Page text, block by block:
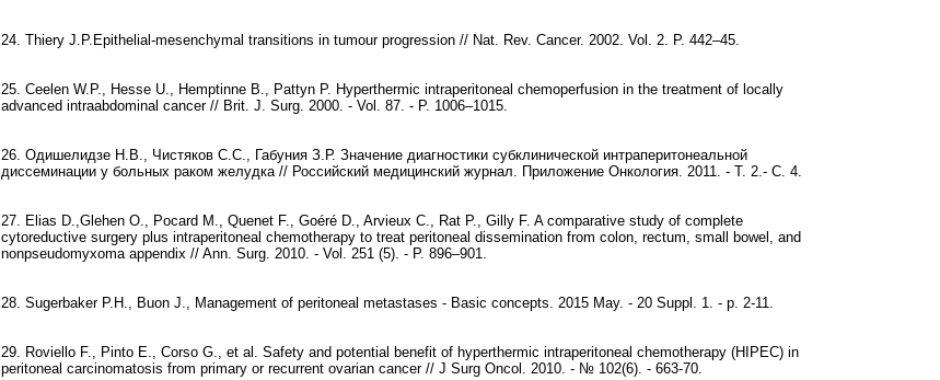
24. Thiery J.P.Epithelial-mesenchymal transitions in tumour progression // Nat. Rev. Cancer. 2002. Vol. 2. P. 442–45.
25. Ceelen W.P., Hesse U., Hemptinne В., Pattyn P. Hyperthermic intraperitoneal chemoperfusion in the treatment of locally
advanced intraabdominal cancer // Brit. J. Surg. 2000. - Vol. 87. - P. 1006–1015.
26. Одишелидзе Н.В., Чистяков С.С., Габуния З.Р. Значение диагностики субклинической интраперитонеальной
диссеминации у больных раком желудка // Российский медицинский журнал. Приложение Онкология. 2011. - Т. 2.- С. 4.
27. Elias D.,Glehen O., Pocard M., Quenet F., Goéré D., Arvieux C., Rat P., Gilly F. A comparative study of complete
cytoreductive surgery plus intraperitoneal chemotherapy to treat peritoneal dissemination from colon, rectum, small bowel, and
nonpseudomyxoma appendix // Ann. Surg. 2010. - Vol. 251 (5). - P. 896–901.
28. Sugerbaker P.Н., Buon J., Management of peritoneal metastases - Basic concepts. 2015 May. - 20 Suppl. 1. - p. 2-11.
29. Roviello F., Pinto E., Corso G., et al. Safety and potential benefit of hyperthermic intraperitoneal chemotherapy (HIPEC) in
peritoneal carcinomatosis from primary or recurrent ovarian cancer // J Surg Oncol. 2010. - № 102(6). - 663-70.